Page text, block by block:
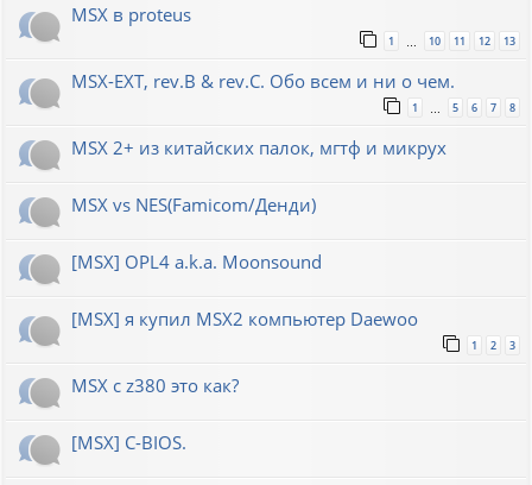
MSX в proteus
1 10 11 12 13
MSX-EXT, rev.B & rev.C. Обо всем и ни о чем.
1 5 6 7 8
MSX 2+ из китайских палок, мгтф и микрух
MSX vs NES(Famicom/Денди)
[MSX] OPL4 a.k.a. Moonsound
[MSX] я купил MSX2 компьютер Daewoo
1 2 3
MSX с z380 это как?
[MSX] C-BIOS.